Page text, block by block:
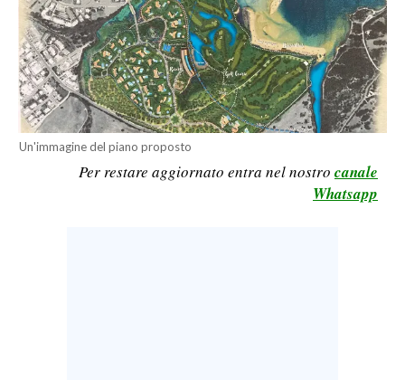
CALCIO REGIONALE
BASKET
VOLLEY
MOTORI
TENNIS
ALTRI SPORT
Un'immagine del piano proposto
Per restare aggiornato entra nel nostro canale
Whatsapp